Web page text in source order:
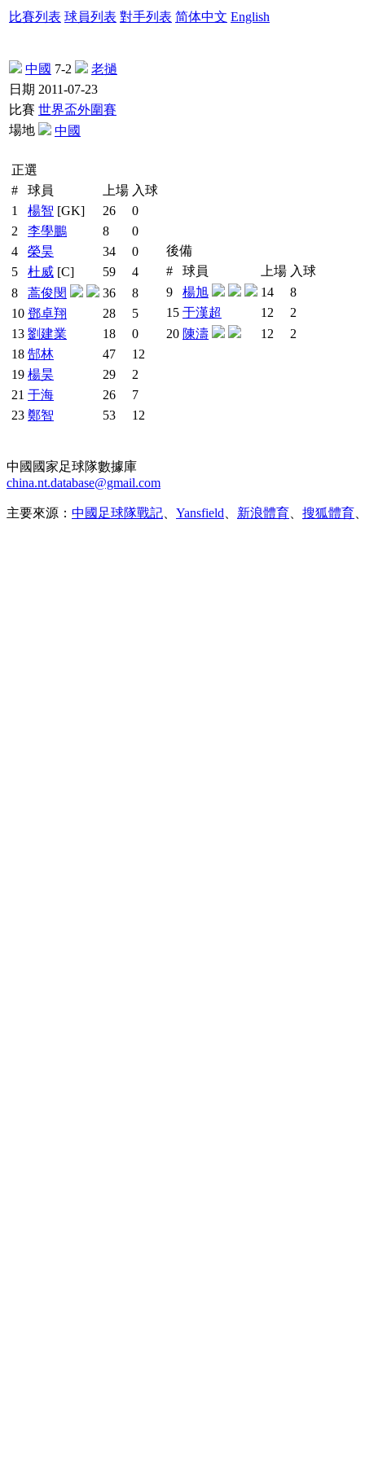
比賽列表 球員列表 對手列表 简体中文 English
中國 7-2
老撾
日期 2011-07-23
比賽 世界盃外圍賽
場地
中國
正選
#
球員 上場 入球
1
楊智 [GK] 26
0
2
李學鵬 8
0
4
榮昊 34
0
5
杜威 [C] 59
4
8
蒿俊閔 36
8
10 鄧卓翔 28
5
13 劉建業 18
0
18 郜林 47
12
19 楊昊 29
2
21 于海 26
7
23 鄭智 53 12
後備
#
球員 上場 入球
9
楊旭 14
8
15 于漢超 12
2
20 陳濤 12 2
中國國家足球隊數據庫
china.nt.database@gmail.com
主要來源： 中國足球隊戰記 Yansfield 新浪體育 搜狐體育